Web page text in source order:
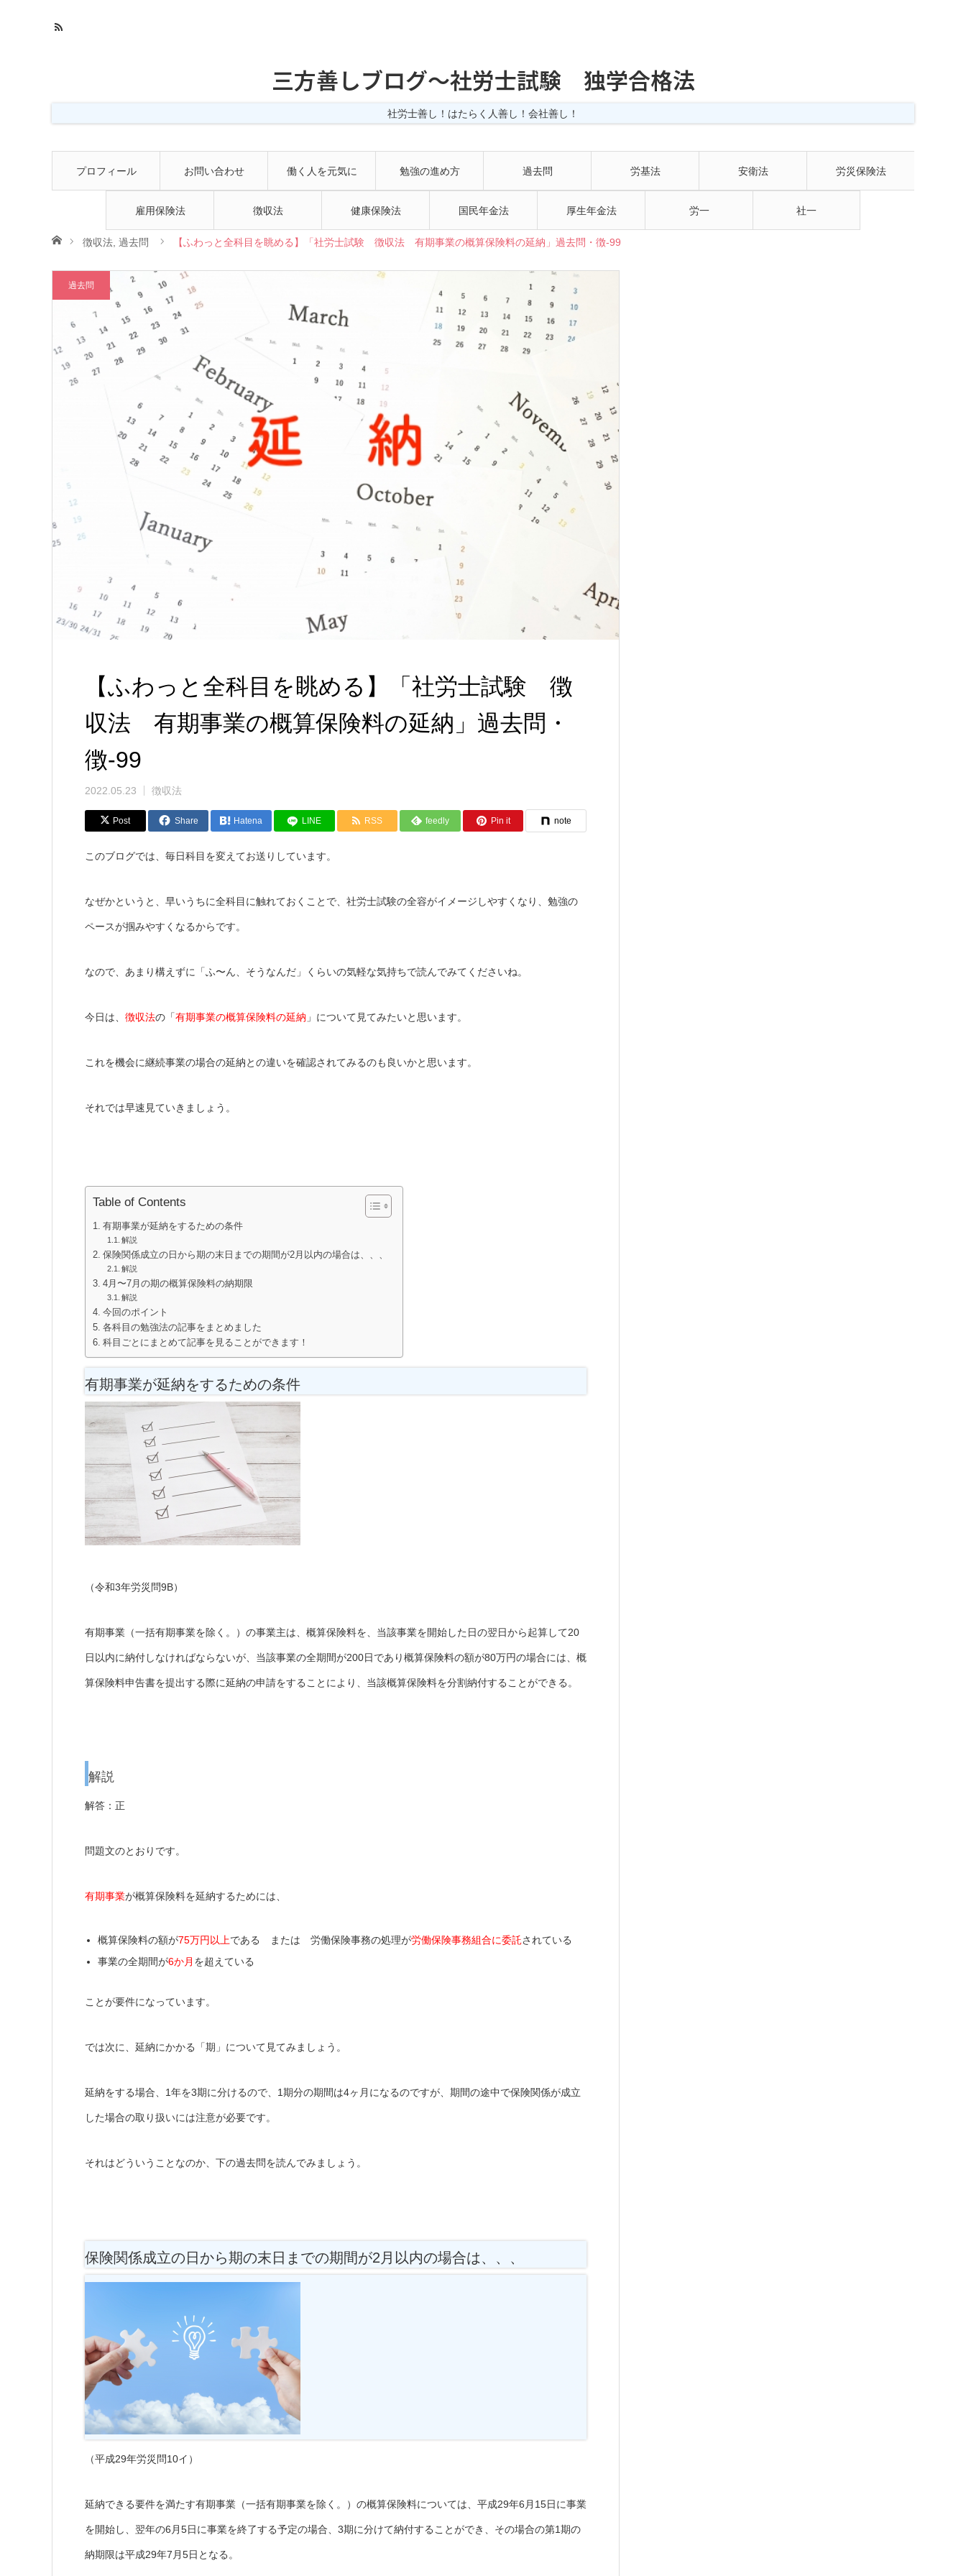
三方善しブログ〜社労士試験 独学合格法
社労士善し！はたらく人善し！会社善し！
プロフィール お問い合わせ 働く人を元気に 勉強の進め方 過去問 労基法 安衛法 労災保険法
雇用保険法 徴収法 健康保険法 国民年金法 厚生年金法 労一 社一
ホーム徴収法 過去問 【ふわっと全科目を眺める】「社労士試験 徴収法 有期事業の概算保険料の延納」過去問・徴-99
過去問
【ふわっと全科目を眺める】「社労士試験 徴
収法 有期事業の概算保険料の延納」過去問・
徴-99
2022.05.23 徴収法
Post Share Hatena LINE RSS feedly Pin it note
このブログでは、毎日科目を変えてお送りしています。
なぜかというと、早いうちに全科目に触れておくことで、社労士試験の全容がイメージしやすくなり、勉強の
ペースが掴みやすくなるからです。
なので、あまり構えずに「ふ〜ん、そうなんだ」くらいの気軽な気持ちで読んでみてくださいね。
今日は、 徴収法の「有期事業の概算保険料の延納 」について見てみたいと思います。
これを機会に継続事業の場合の延納との違いを確認されてみるのも良いかと思います。
それでは早速見ていきましょう。
Table of Contents
有期事業が延納をするための条件
解説
保険関係成立の日から期の末日までの期間が2月以内の場合は、、、
解説
4月〜7月の期の概算保険料の納期限
解説
今回のポイント
各科目の勉強法の記事をまとめました
科目ごとにまとめて記事を見ることができます！
有期事業が延納をするための条件
（令和3年労災問9B）
有期事業（一括有期事業を除く。）の事業主は、概算保険料を、当該事業を開始した日の翌日から起算して20
日以内に納付しなければならないが、当該事業の全期間が200日であり概算保険料の額が80万円の場合には、概
算保険料申告書を提出する際に延納の申請をすることにより、当該概算保険料を分割納付することができる。
解説
解答：正
問題文のとおりです。
有期事業が概算保険料を延納するためには、
概算保険料の額が75万円以上である または 労働保険事務の処理が労働保険事務組合に委託されている
事業の全期間が6か月 を超えている
ことが要件になっています。
では次に、延納にかかる「期」について見てみましょう。
延納をする場合、1年を3期に分けるので、1期分の期間は4ヶ月になるのですが、期間の途中で保険関係が成立
した場合の取り扱いには注意が必要です。
それはどういうことなのか、下の過去問を読んでみましょう。
保険関係成立の日から期の末日までの期間が2月以内の場合は、、、
（平成29年労災問10イ）
延納できる要件を満たす有期事業（一括有期事業を除く。）の概算保険料については、平成29年6月15日に事業
を開始し、翌年の6月5日に事業を終了する予定の場合、3期に分けて納付することができ、その場合の第1期の
納期限は平成29年7月5日となる。